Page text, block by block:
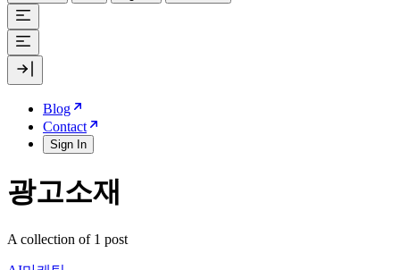
Blog
Contact
Sign In
광고소재
A collection of 1 post